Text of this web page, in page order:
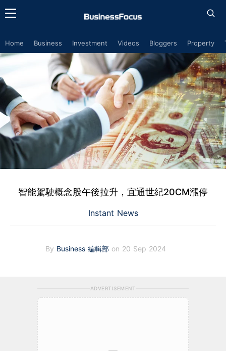
Home Business Investment Videos Bloggers Property
智能駕駛概念股午後拉升，宜通世紀20CM漲停
Instant News
By Business 編輯部 on 20 Sep 2024
ADVERTISEMENT